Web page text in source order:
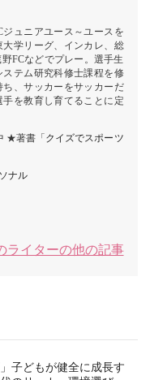
ジュニアユース～ユースを
学リーグ、インカレ、総
FCなどでプレー。選手生
テム研究科修士課程を修
、サッカーをサッカーだ
を教育し育てることに定
★著書「 クイズでスポーツ
ナル
ライターの他の記事
子どもが健全に成長す